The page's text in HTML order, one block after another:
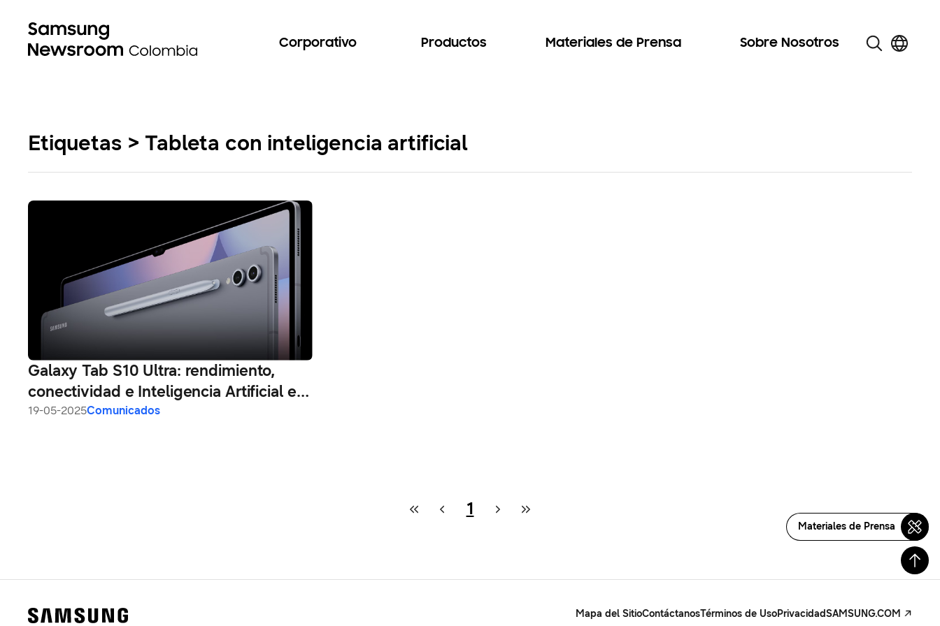
Corporativo Productos Materiales de Prensa Sobre Nosotros
Etiquetas > Tableta con inteligencia artificial
Galaxy Tab S10 Ultra: rendimiento,
conectividad e Inteligencia Artificial en
un solo dispositivo
19-05-2025Comunicados
1
Materiales de Prensa
Mapa del SitioContáctanosTérminos de UsoPrivacidadSAMSUNG.COM